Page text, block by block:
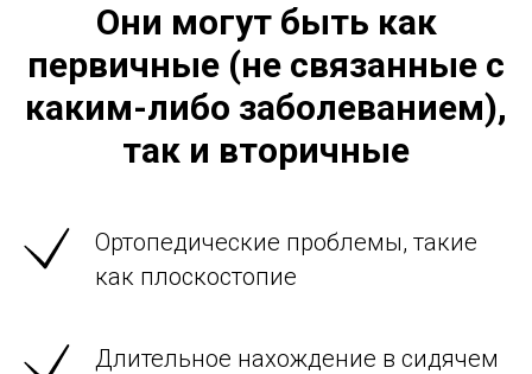
Они могут быть как
первичные (не связанные с
каким-либо заболеванием),
так и вторичные
Ортопедические проблемы, такие
как плоскостопие
Длительное нахождение в сидячем